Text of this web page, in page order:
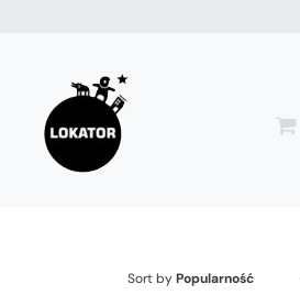
zawartości
Sort byPopularność